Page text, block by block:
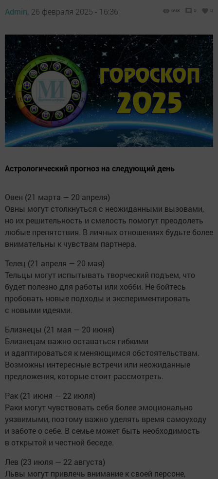
Admin, 26 февраля 2025 - 16:36 693 0 0
Астрологический прогноз на следующий день
Овен (21 марта — 20 апреля)
Овны могут столкнуться с неожиданными вызовами,
но их решительность и смелость помогут преодолеть
любые препятствия. В личных отношениях будьте более
внимательны к чувствам партнера.
Телец (21 апреля — 20 мая)
Тельцы могут испытывать творческий подъем, что
будет полезно для работы или хобби. Не бойтесь
пробовать новые подходы и экспериментировать
с новыми идеями.
Близнецы (21 мая — 20 июня)
Близнецам важно оставаться гибкими
и адаптироваться к меняющимся обстоятельствам.
Возможны интересные встречи или неожиданные
предложения, которые стоит рассмотреть.
Рак (21 июня — 22 июля)
Раки могут чувствовать себя более эмоционально
уязвимыми, поэтому важно уделять время самоуходу
и заботе о себе. В семье может быть необходимость
в открытой и честной беседе.
Лев (23 июля — 22 августа)
Львы могут привлечь внимание к своей персоне,